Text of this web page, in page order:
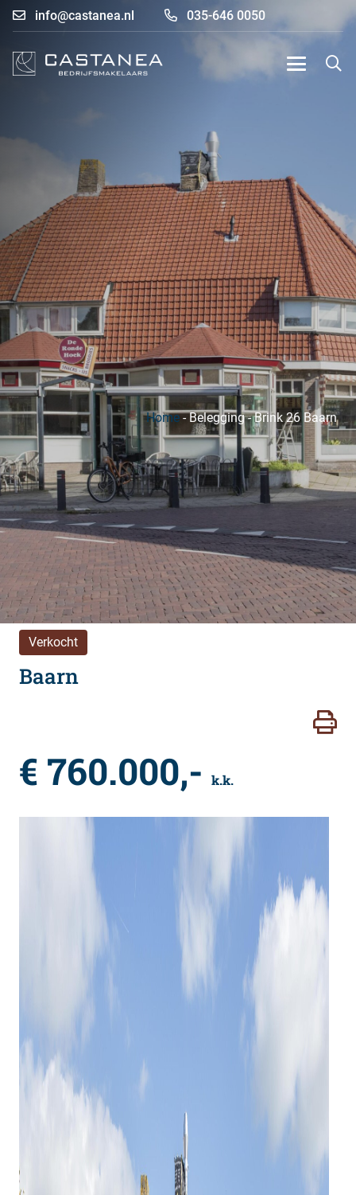
info@castanea.nl 035-646 0050
Home-Belegging-Brink 26 Baarn
Verkocht
Baarn
€ 760.000,- k.k.